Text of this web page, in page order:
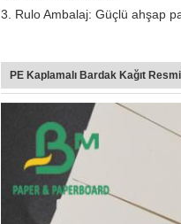
3. Rulo Ambalaj: Güçlü ahşap
PE Kaplamalı Bardak Kağıt Resmi